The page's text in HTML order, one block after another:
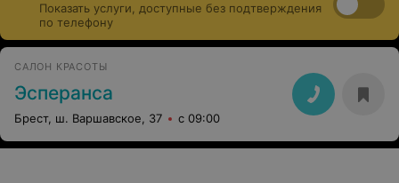
Показать услуги, доступные без подтверждения
по телефону
САЛОН КРАСОТЫ
Эсперанса
Брест, ш. Варшавское, 37 с 09:00